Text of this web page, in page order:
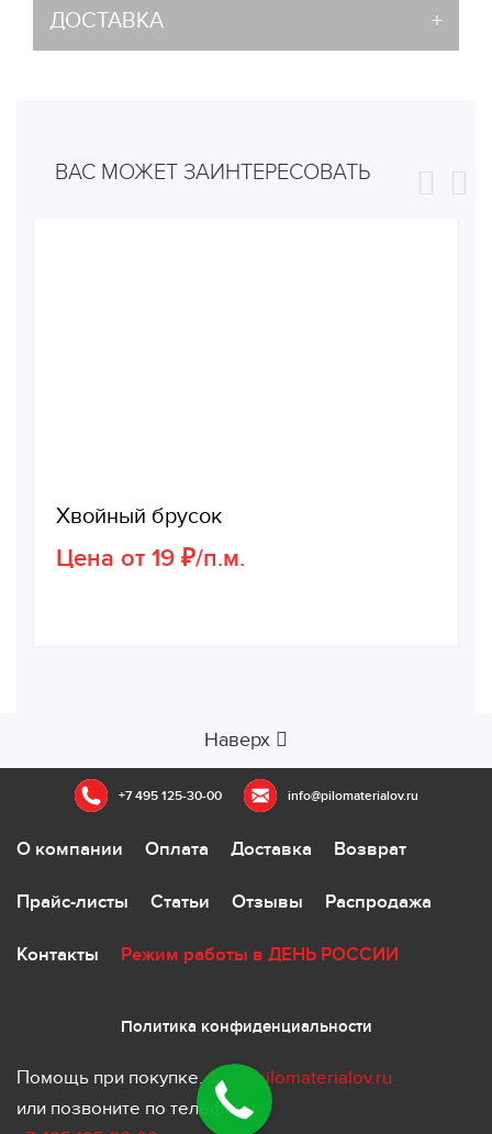
ДОСТАВКА
ВАС МОЖЕТ ЗАИНТЕРЕСОВАТЬ
Хвойный брусок
Цена от 19 ₽/п.м.
Наверх
+7 495 125-30-00 info@pilomaterialov.ru
О компании Оплата Доставка Возврат
Прайс-листы Статьи Отзывы Распродажа
Контакты Режим работы в ДЕНЬ РОССИИ
Политика конфиденциальности
Помощь при покупке.ivan@pilomaterialov.ru
или позвоните по телефону